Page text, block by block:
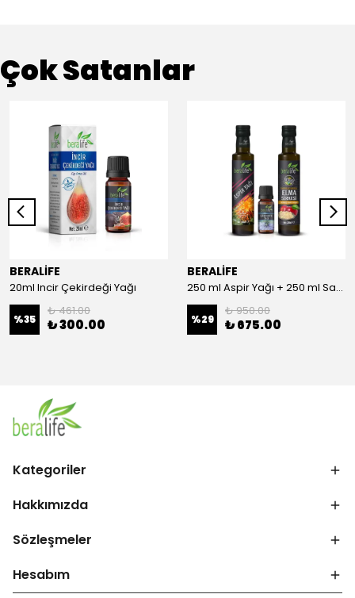
Çok Satanlar
BERALİFE
20ml Incir Çekirdeği Yağı
%35
₺ 461.00
₺ 300.00
BERALİFE
250 ml Aspir Yağı + 250 ml Sandaloz Sakızlı Elma Sirkesi + 20 ml Çörek Otu Yağı
%29
₺ 950.00
₺ 675.00
Kategoriler
Hakkımızda
Sözleşmeler
Hesabım